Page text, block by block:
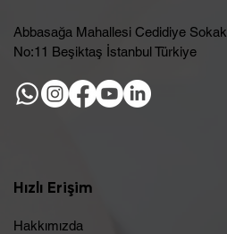
Abbasağa Mahallesi Cedidiye Sokak
No:11 Beşiktaş İstanbul Türkiye
Hızlı Erişim
Hakkımızda